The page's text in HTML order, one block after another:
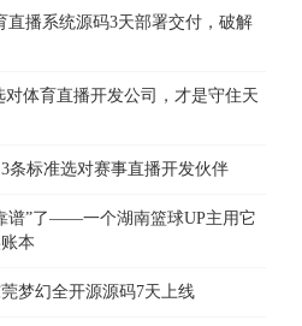
直播系统源码3天部署交付，破解
体育直播开发公司，才是守住天
条标准选对赛事直播开发伙伴
谱”了——一个湖南篮球UP主用它
本
梦幻全开源源码7天上线